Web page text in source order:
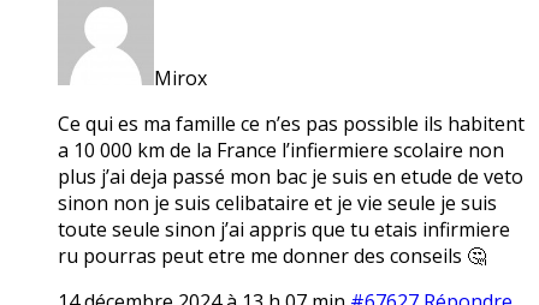
Mirox
Ce qui es ma famille ce n’es pas possible ils habitent
a 10 000 km de la France l’infiermiere scolaire non
plus j’ai deja passé mon bac je suis en etude de veto
sinon non je suis celibataire et je vie seule je suis
toute seule sinon j’ai appris que tu etais infirmiere
ru pourras peut etre me donner des conseils 🤔